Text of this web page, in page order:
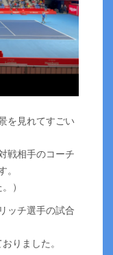
を見れてすごい
戦相手のコーチ
。
）
ッチ選手の試合
りました。